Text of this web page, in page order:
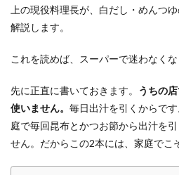
上の現役料理長が、白だし・めんつ
解説します。
これを読めば、スーパーで迷わなくな
先に正直に書いておきます。
うちの
使いません。 毎日出汁を引くからで
庭で毎回昆布とかつお節から出汁を
せん。だからこの2本には、家庭でこ